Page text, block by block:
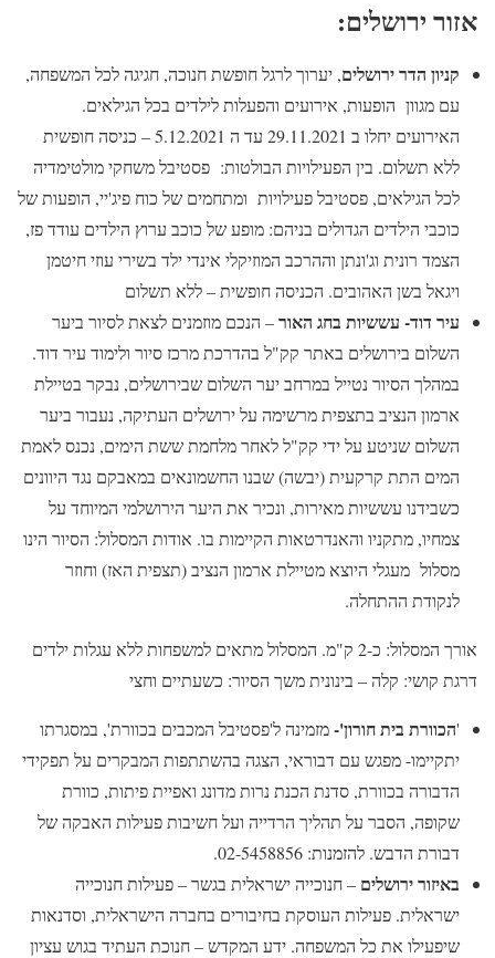
אזור ירושלים:
קניון הדר ירושלים, יערוך לרגל חופשת חנוכה, חגיגה לכל המשפחה,
עם מגוון הופעות, אירועים והפעלות לילדים בכל הגילאים.
האירועים יחלו ב 29.11.2021 עד ה 5.12.2021 – כניסה חופשית
ללא תשלום. בין הפעילויות הבולטות: פסטיבל משחקי מולטימדיה
לכל הגילאים, פסטיבל פעילויות ומתחמים של כוח פיג'יי, הופעות של
כוכבי הילדים הגדולים בניהם: מופע של כוכב ערוץ הילדים עודד פז,
הצמד רונית וג'ונתן וההרכב המוזיקלי אינדי ילד בשירי עוזי חיטמן
ויגאל בשן האהובים. הכניסה חופשית – ללא תשלום
עיר דוד- עששיות בחג האור– הנכם מוזמנים לצאת לסיור ביער
השלום בירושלים באתר קק"ל בהדרכת מרכז סיור ולימוד עיר דוד.
במהלך הסיור נטייל במרחב יער השלום שבירושלים, נבקר בטיילת
ארמון הנציב בתצפית מרשימה על ירושלים העתיקה, נעבור ביער
השלום שניטע על ידי קק"ל לאחר מלחמת ששת הימים, נכנס לאמת
המים התת קרקעית (יבשה) שבנו החשמונאים במאבקם נגד היוונים
כשבידנו עששיות מאירות, ונכיר את היער הירושלמי המיוחד על
צמחיו, מתקניו והאנדרטאות הקיימות בו. אודות המסלול: הסיור הינו
מסלול מעגלי היוצא מטיילת ארמון הנציב (תצפית האז) וחוזר
לנקודת ההתחלה.
אורך המסלול: כ-2 ק"מ. המסלול מתאים למשפחות ללא עגלות ילדים
דרגת קושי: קלה – בינונית משך הסיור: כשעתיים וחצי
'הכוורת בית חורון'-מזמינה ל'פסטיבל המכבים בכוורת', במסגרתו
יתקיימו- מפגש עם דבוראי, הצגה בהשתתפות המבקרים על תפקידי
הדבורה בכוורת, סדנת הכנת נרות מדונג ואפיית פיתות, כוורת
שקופה, הסבר על תהליך הרדייה ועל חשיבות פעילות האבקה של
דבורת הדבש. להזמנות: 02-5458856.
באיזור ירושלים – חנוכייה ישראלית בגשר – פעילות חנוכייה
ישראלית. פעילות העוסקת בחיבורים בחברה הישראלית, וסדנאות
שיפעילו את כל המשפחה. ידע המקדש – חנוכת העתיד בגוש עציון